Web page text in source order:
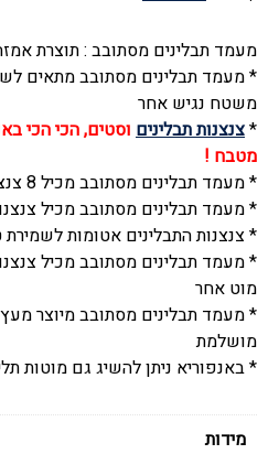
צנצנות,
דגם
סקנדיק
מעמד תבלינים מסתובב : תוצרת
* מעמד תבלינים מסתובב מתאים
משטח נגיש אחר
*צנצנות תבלינים וסטים, הכי הכי
מטבח !
* מעמד תבלינים מסתובב מכיל 8 צנצנות נתלות
* מעמד תבלינים מסתובב מכיל
* צנצנות התבלינים אטומות לשמירת
* מעמד תבלינים מסתובב מכיל
מוט אחר
* מעמד תבלינים מסתובב מיוצר
מושלמת
* באנפוריא ניתן להשיג גם מוטות
מידות